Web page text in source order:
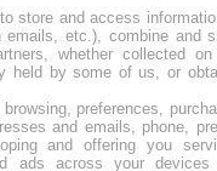
to store and access
etc.), combine and
whether collected
held by some of us, or
preferences,
and emails, phone,
and offering you
ads across your devices